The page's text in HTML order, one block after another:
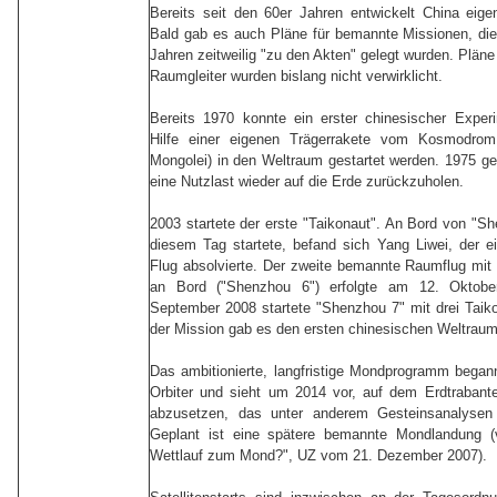
Bereits seit den 60er Jahren entwickelt China
Bald gab es auch Pläne für bemannte Missionen,
Jahren zeitweilig "zu den Akten" gelegt wurden.
Raumgleiter wurden bislang nicht verwirklicht.
Bereits 1970 konnte ein erster chinesischer
Hilfe einer eigenen Trägerrakete vom
Mongolei) in den Weltraum gestartet werden. 1975
eine Nutzlast wieder auf die Erde zurückzuholen.
2003 startete der erste "Taikonaut". An Bord von
diesem Tag startete, befand sich Yang Liwei, der
Flug absolvierte. Der zweite bemannte Raumflug mit
an Bord ("Shenzhou 6") erfolgte am 12.
September 2008 startete "Shenzhou 7" mit drei
der Mission gab es den ersten chinesischen
Das ambitionierte, langfristige Mondprogramm
Orbiter und sieht um 2014 vor, auf dem
abzusetzen, das unter anderem
Geplant ist eine spätere bemannte Mondlandung
Wettlauf zum Mond?", UZ vom 21. Dezember 2007).